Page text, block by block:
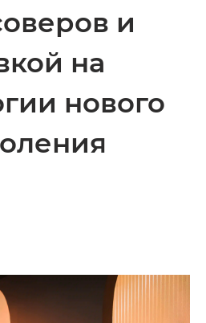
и
на
нового